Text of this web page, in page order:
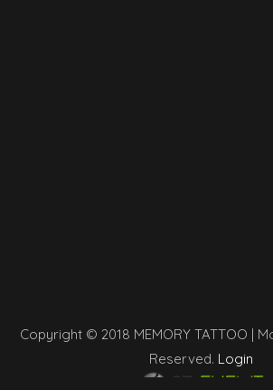
Copyright © 2018 MEMORY TATTOO |
Reserved. Login